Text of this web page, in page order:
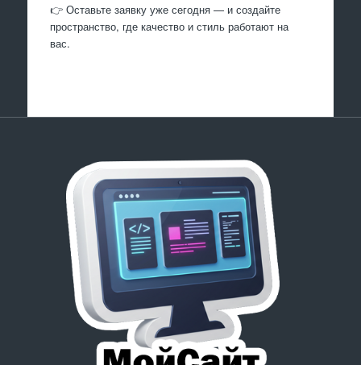
👉 Оставьте заявку уже сегодня — и создайте
пространство, где качество и стиль работают на
вас.